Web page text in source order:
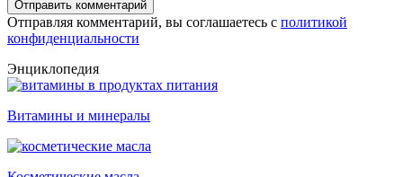
Отправляя комментарий, вы соглашаетесь с политикой
конфиденциальности
Энциклопедия
Витамины и минералы